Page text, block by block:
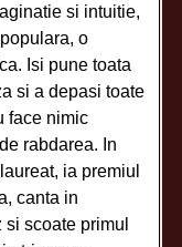
si intuitie,
o
Isi pune toata
si a depasi toate
face nimic
rabdarea. In
ia premiul
canta in
scoate primul